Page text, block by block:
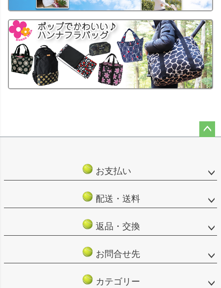
お支払い
配送・送料
返品・交換
お問合せ先
カテゴリー